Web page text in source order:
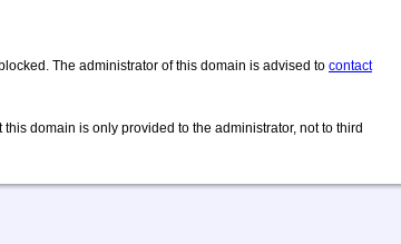
The administrator of this domain is advised to contact
domain is only provided to the administrator, not to third